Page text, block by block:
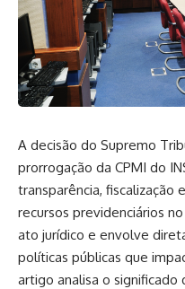
A decisão do Supremo
prorrogação da CPMI do
transparência, fiscalização
recursos previdenciários
ato jurídico e envolve
políticas públicas que
artigo analisa o significado